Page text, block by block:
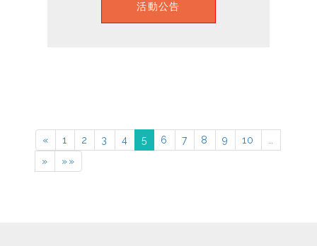
活動公告
« 1 2 3 4 5 6 7 8 9 10
»
»»